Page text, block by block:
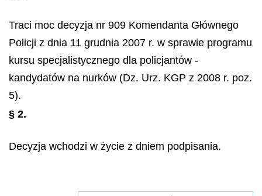
Traci moc decyzja nr 909 Komendanta Głównego
Policji z dnia 11 grudnia 2007 r. w sprawie programu
kursu specjalistycznego dla policjantów -
kandydatów na nurków (Dz. Urz. KGP z 2008 r. poz.
5).
§ 2.
Decyzja wchodzi w życie z dniem podpisania.